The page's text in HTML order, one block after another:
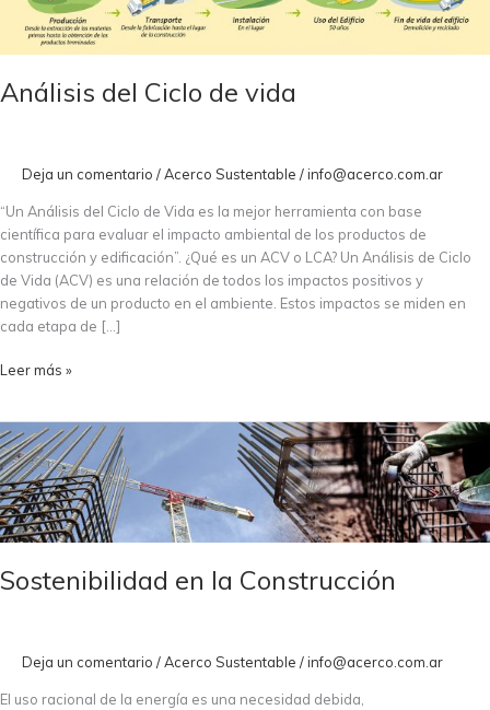
Análisis del Ciclo de vida
Deja un comentario /Acerco Sustentable / info@acerco.com.ar
“Un Análisis del Ciclo de Vida es la mejor herramienta con base
científica para evaluar el impacto ambiental de los productos de
construcción y edificación”. ¿Qué es un ACV o LCA? Un Análisis de Ciclo
de Vida (ACV) es una relación de todos los impactos positivos y
negativos de un producto en el ambiente. Estos impactos se miden en
cada etapa de […]
vida
Leer más »
Sostenibilidad en la Construcción
Deja un comentario /Acerco Sustentable / info@acerco.com.ar
El uso racional de la energía es una necesidad debida,
Sostenibilidad
en
la
Construcción